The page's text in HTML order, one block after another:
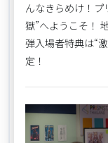
んなきらめけ！
獄”へようこそ！
弾入場者特典は“
定！